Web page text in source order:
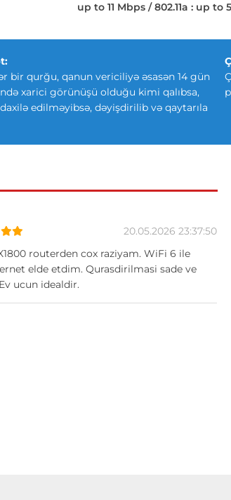
up to 11 Mbps / 802.11a : up to
bir qurğu, qanun vericiliyə əsasən 14 gün
xarici görünüşü olduğu kimi qalıbsa,
edilməyibsə, dəyişdirilib və qaytarıla
20.05.2026 23:37:50
routerden cox raziyam. WiFi 6 ile
elde etdim. Qurasdirilmasi sade ve
ucun idealdir.